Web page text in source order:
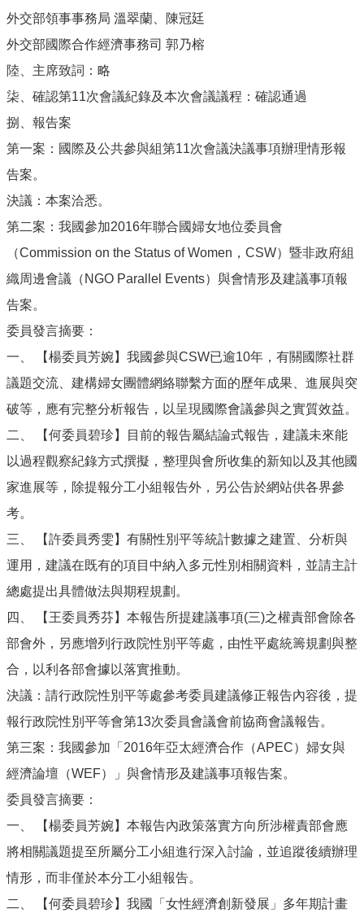
外交部領事事務局 溫翠蘭、陳冠廷
外交部國際合作經濟事務司 郭乃榕
陸、主席致詞：略
柒、確認第11次會議紀錄及本次會議議程：確認通過
捌、報告案
第一案：國際及公共參與組第11次會議決議事項辦理情形報
告案。
決議：本案洽悉。
第二案：我國參加2016年聯合國婦女地位委員會
（Commission on the Status of Women，CSW）暨非政府組
織周邊會議（NGO Parallel Events）與會情形及建議事項報
告案。
委員發言摘要：
一、 【楊委員芳婉】我國參與CSW已逾10年，有關國際社群
議題交流、建構婦女團體網絡聯繫方面的歷年成果、進展與突
破等，應有完整分析報告，以呈現國際會議參與之實質效益。
二、 【何委員碧珍】目前的報告屬結論式報告，建議未來能
以過程觀察紀錄方式撰擬，整理與會所收集的新知以及其他國
家進展等，除提報分工小組報告外，另公告於網站供各界參
考。
三、 【許委員秀雯】有關性別平等統計數據之建置、分析與
運用，建議在既有的項目中納入多元性別相關資料，並請主計
總處提出具體做法與期程規劃。
四、 【王委員秀芬】本報告所提建議事項(三)之權責部會除各
部會外，另應增列行政院性別平等處，由性平處統籌規劃與整
合，以利各部會據以落實推動。
決議：請行政院性別平等處參考委員建議修正報告內容後，提
報行政院性別平等會第13次委員會議會前協商會議報告。
第三案：我國參加「2016年亞太經濟合作（APEC）婦女與
經濟論壇（WEF）」與會情形及建議事項報告案。
委員發言摘要：
一、 【楊委員芳婉】本報告內政策落實方向所涉權責部會應
將相關議題提至所屬分工小組進行深入討論，並追蹤後續辦理
情形，而非僅於本分工小組報告。
二、 【何委員碧珍】我國「女性經濟創新發展」多年期計畫